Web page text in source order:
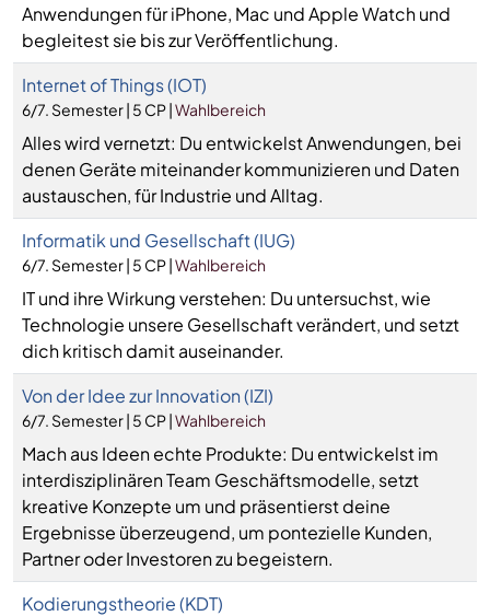
Anwendungen für iPhone, Mac und Apple Watch und
begleitest sie bis zur Veröffentlichung.
Internet of Things (IOT)
6/7. Semester | 5 CP |Wahlbereich
Alles wird vernetzt: Du entwickelst Anwendungen, bei
denen Geräte miteinander kommunizieren und Daten
austauschen, für Industrie und Alltag.
Informatik und Gesellschaft (IUG)
6/7. Semester | 5 CP |Wahlbereich
IT und ihre Wirkung verstehen: Du untersuchst, wie
Technologie unsere Gesellschaft verändert, und setzt
dich kritisch damit auseinander.
Von der Idee zur Innovation (IZI)
6/7. Semester | 5 CP |Wahlbereich
Mach aus Ideen echte Produkte: Du entwickelst im
interdisziplinären Team Geschäftsmodelle, setzt
kreative Konzepte um und präsentierst deine
Ergebnisse überzeugend, um pontezielle Kunden,
Partner oder Investoren zu begeistern.
Kodierungstheorie (KDT)